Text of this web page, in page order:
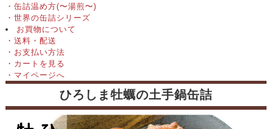
・缶詰温め方(〜湯煎〜)
・世界の缶詰シリーズ
お買物について
・送料・配送
・お支払い方法
・カートを見る
・マイページへ
ひろしま牡蠣の土手鍋缶詰